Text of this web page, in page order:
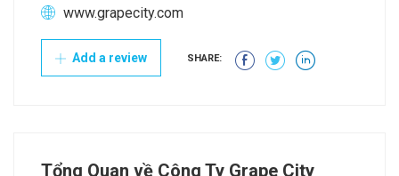
www.grapecity.com
Add a review SHARE:
Tổng Quan về Công Ty Grape City